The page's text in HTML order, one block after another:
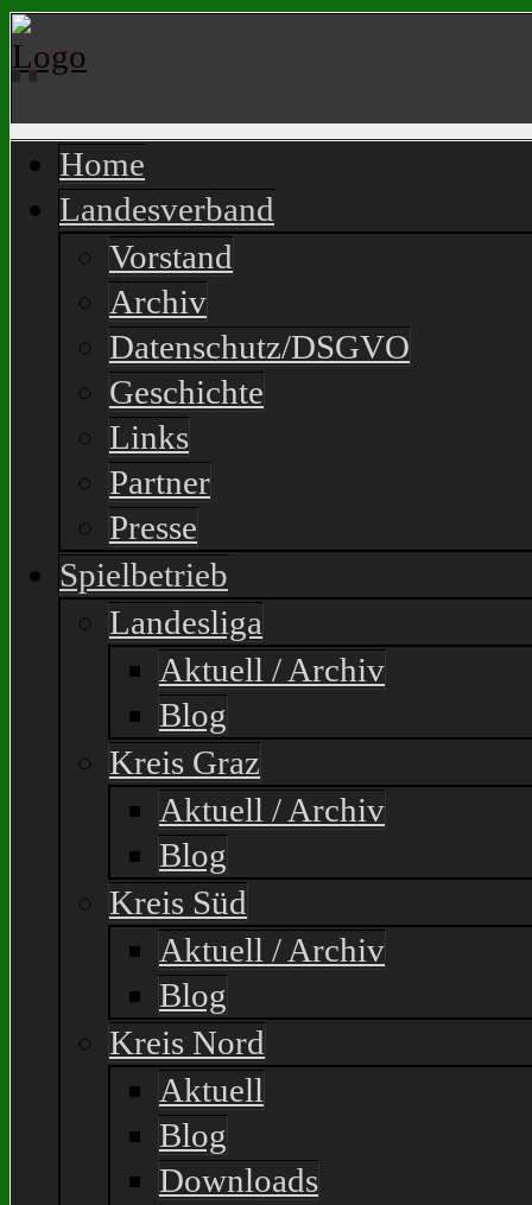
Home
Landesverband
Vorstand
Archiv
Datenschutz/DSGVO
Geschichte
Links
Partner
Presse
Spielbetrieb
Landesliga
Aktuell / Archiv
Blog
Kreis Graz
Aktuell / Archiv
Blog
Kreis Süd
Aktuell / Archiv
Blog
Kreis Nord
Aktuell
Blog
Downloads